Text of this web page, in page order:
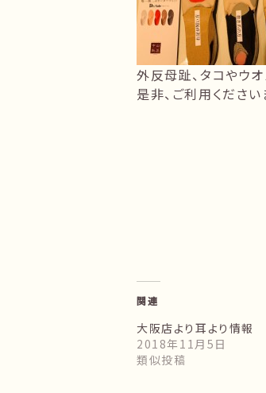
外反母趾、タコやウ
是非、ご利用ください
関連
大阪店より耳より情報
2018年11月5日
類似投稿